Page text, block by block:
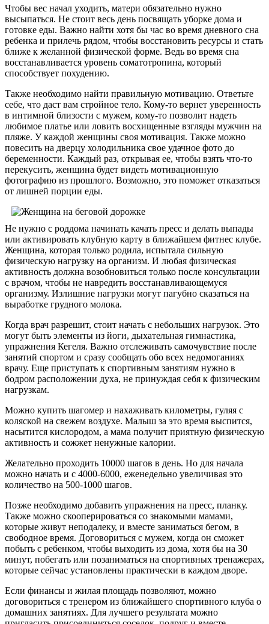
Чтобы вес начал уходить, матери обязательно нужно
высыпаться. Не стоит весь день посвящать уборке дома и
готовке еды. Важно найти хотя бы час во время дневного сна
ребенка и прилечь рядом, чтобы восстановить ресурсы и стать
ближе к желанной физической форме. Ведь во время сна
восстанавливается уровень соматотропина, который
способствует похудению.
Также необходимо найти правильную мотивацию. Ответьте
себе, что даст вам стройное тело. Кому-то вернет уверенность
в интимной близости с мужем, кому-то позволит надеть
любимое платье или ловить восхищенные взгляды мужчин на
пляже. У каждой женщины своя мотивация. Также можно
повесить на дверцу холодильника свое удачное фото до
беременности. Каждый раз, открывая ее, чтобы взять что-то
перекусить, женщина будет видеть мотивационную
фотографию из прошлого. Возможно, это поможет отказаться
от лишней порции еды.
Не нужно с роддома начинать качать пресс и делать выпады
или активировать клубную карту в ближайшем фитнес клубе.
Женщина, которая только родила, испытала сильную
физическую нагрузку на организм. И любая физическая
активность должна возобновиться только после консультации
с врачом, чтобы не навредить восстанавливающемуся
организму. Излишние нагрузки могут пагубно сказаться на
выработке грудного молока.
Когда врач разрешит, стоит начать с небольших нагрузок. Это
могут быть элементы из йоги, дыхательная гимнастика,
упражнения Кегеля. Важно отслеживать самочувствие после
занятий спортом и сразу сообщать обо всех недомоганиях
врачу. Еще приступать к спортивным занятиям нужно в
бодром расположении духа, не принуждая себя к физическим
нагрузкам.
Можно купить шагомер и нахаживать километры, гуляя с
коляской на свежем воздухе. Малыш за это время выспится,
насытится кислородом, а мама получит приятную физическую
активность и сожжет ненужные калории.
Желательно проходить 10000 шагов в день. Но для начала
можно начать и с 4000-6000, еженедельно увеличивая это
количество на 500-1000 шагов.
Позже необходимо добавить упражнения на пресс, планку.
Также можно скооперироваться со знакомыми мамами,
которые живут неподалеку, и вместе заниматься бегом, в
свободное время. Договориться с мужем, когда он сможет
побыть с ребенком, чтобы выходить из дома, хотя бы на 30
минут, побегать или позаниматься на спортивных тренажерах,
которые сейчас установлены практически в каждом дворе.
Если финансы и жилая площадь позволяют, можно
договориться с тренером из ближайшего спортивного клуба о
домашних занятиях. Для лучшего результата можно